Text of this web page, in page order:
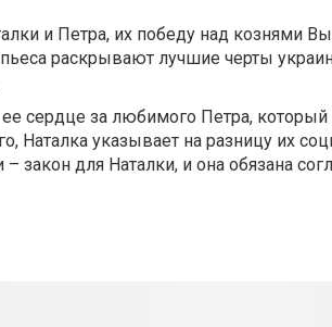
и Петра, их победу над кознями
раскрывают лучшие черты
сердце за любимого Петра, который
Наталка указывает на разницу их
для Наталки, и она обязана